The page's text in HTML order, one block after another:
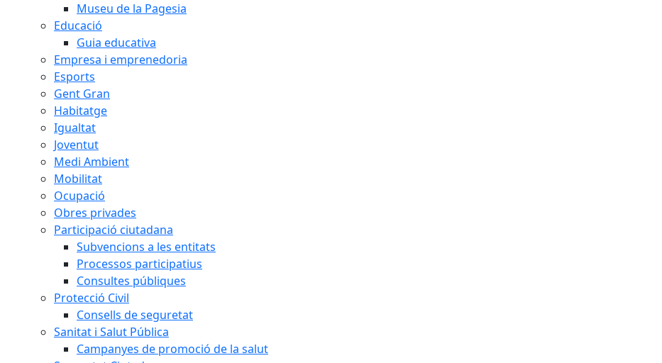
Museu de la Pagesia
Educació
Guia educativa
Empresa i emprenedoria
Esports
Gent Gran
Habitatge
Igualtat
Joventut
Medi Ambient
Mobilitat
Ocupació
Obres privades
Participació ciutadana
Subvencions a les entitats
Processos participatius
Consultes públiques
Protecció Civil
Consells de seguretat
Sanitat i Salut Pública
Campanyes de promoció de la salut